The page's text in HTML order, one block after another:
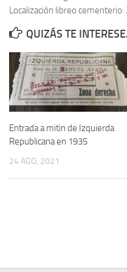
Memoria Histórica
Investigación previa de la
1947).
Informe Represión en
Informe de la fosa de abril
Enciclopedia Republicana
Militantes históricos IR
Localización libreo
QUIZÁS TE
Entrada a mitin de Izquierda
Republicana en 1935
24 AGO, 2021